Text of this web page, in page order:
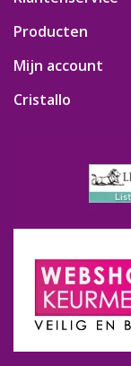
Producten
Mijn account
Cristallo